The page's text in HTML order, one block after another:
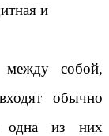
и
между собой,
обычно
одна из них